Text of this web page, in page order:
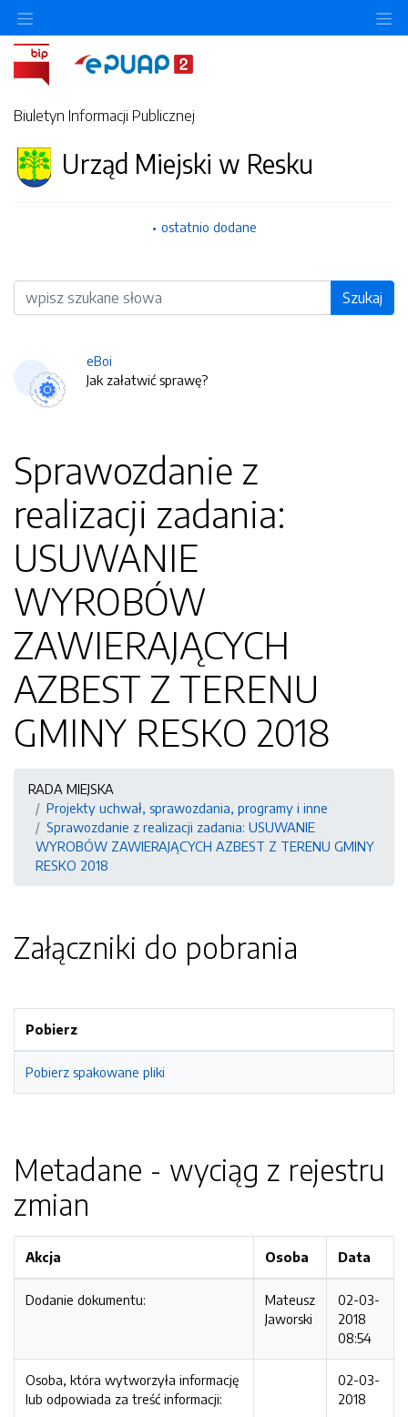
Biuletyn Informacji Publicznej
Urząd Miejski w Resku
ostatnio dodane
Wyszukiwarka Szukaj
eBoi
Jak załatwić sprawę?
Sprawozdanie z
realizacji zadania:
USUWANIE
WYROBÓW
ZAWIERAJĄCYCH
AZBEST Z TERENU
GMINY RESKO 2018
RADA MIEJSKA
Projekty uchwał, sprawozdania, programy i inne
Sprawozdanie z realizacji zadania: USUWANIE
WYROBÓW ZAWIERAJĄCYCH AZBEST Z TERENU GMINY
RESKO 2018
Załączniki do pobrania
Pobierz
Pobierz spakowane pliki
Metadane - wyciąg z rejestru
zmian
Akcja Osoba Data
Dodanie dokumentu:
Mateusz
Jaworski
02-03-
2018
08:54
Osoba, która wytworzyła informację
lub odpowiada za treść informacji:
02-03-
2018